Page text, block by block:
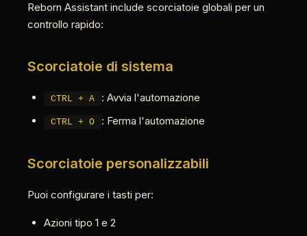
Reborn Assistant include scorciatoie globali per un
controllo rapido:
Scorciatoie di sistema
CTRL + A : Avvia l'automazione
CTRL + O : Ferma l'automazione
Scorciatoie personalizzabili
Puoi configurare i tasti per:
Azioni tipo 1 e 2